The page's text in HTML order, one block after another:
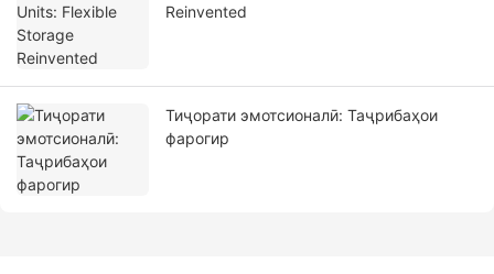
Reinvented
Тиҷорати эмотсионалӣ: Таҷрибаҳои
фарогир